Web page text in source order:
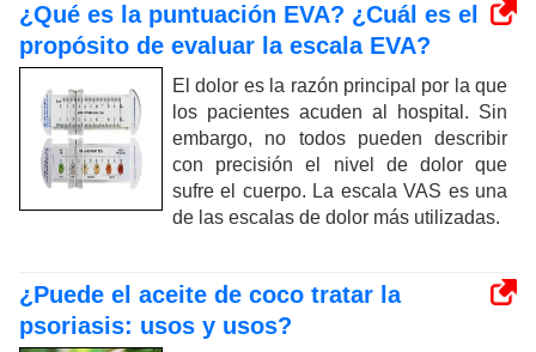
¿Qué es la puntuación EVA? ¿Cuál es el
propósito de evaluar la escala EVA?
El dolor es la razón principal por la que
los pacientes acuden al hospital. Sin
embargo, no todos pueden describir
con precisión el nivel de dolor que
sufre el cuerpo. La escala VAS es una
de las escalas de dolor más utilizadas.
¿Puede el aceite de coco tratar la
psoriasis: usos y usos?